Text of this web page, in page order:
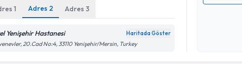
1 Adres 2 Adres3
Yenişehir Hastanesi Haritada Göster
20.Cad No:4, 33110 Yenişehir/Mersin, Turkey